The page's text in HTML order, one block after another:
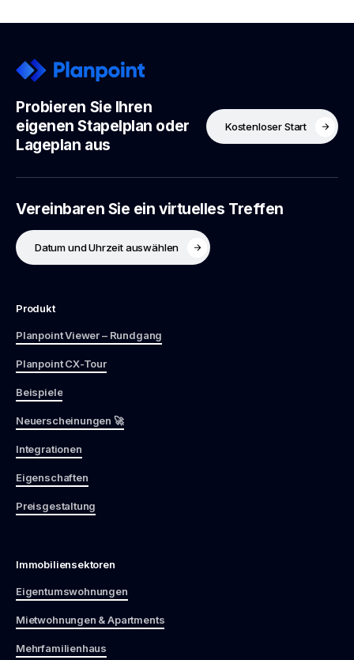
Probieren Sie Ihren
eigenen Stapelplan oder
Lageplan aus
Kostenloser Start
Vereinbaren Sie ein virtuelles Treffen
Datum und Uhrzeit auswählen
Produkt
Planpoint Viewer – Rundgang
Planpoint CX-Tour
Beispiele
Neuerscheinungen 🚀
Integrationen
Eigenschaften
Preisgestaltung
Immobiliensektoren
Eigentumswohnungen
Mietwohnungen & Apartments
Mehrfamilienhaus